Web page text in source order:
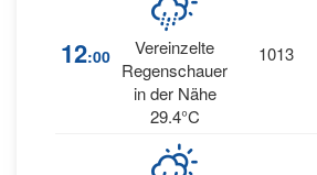
12:00
Vereinzelte
Regenschauer
in der Nähe
29.4°C
1013